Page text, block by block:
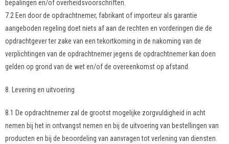
bepalingen en/of overheidsvoorschriften.
7.2 Een door de opdrachtnemer, fabrikant of importeur als garantie
aangeboden regeling doet niets af aan de rechten en vorderingen die de
opdrachtgever ter zake van een tekortkoming in de nakoming van de
verplichtingen van de opdrachtnemer jegens de opdrachtnemer kan doen
gelden op grond van de wet en/of de overeenkomst op afstand.
8. Levering en uitvoering
8.1 De opdrachtnemer zal de grootst mogelijke zorgvuldigheid in acht
nemen bij het in ontvangst nemen en bij de uitvoering van bestellingen van
producten en bij de beoordeling van aanvragen tot verlening van diensten.